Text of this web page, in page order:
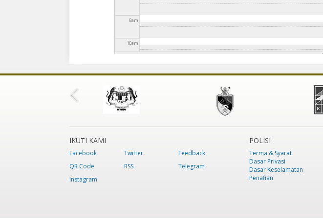
9am
10am
12pm
3pm
IKUTI KAMI
Facebook Twitter
Feedback
QR Code
RSS
Telegram
Instagram
POLISI
Terma & Syarat
Dasar Privasi
Dasar Keselamatan
Penafian